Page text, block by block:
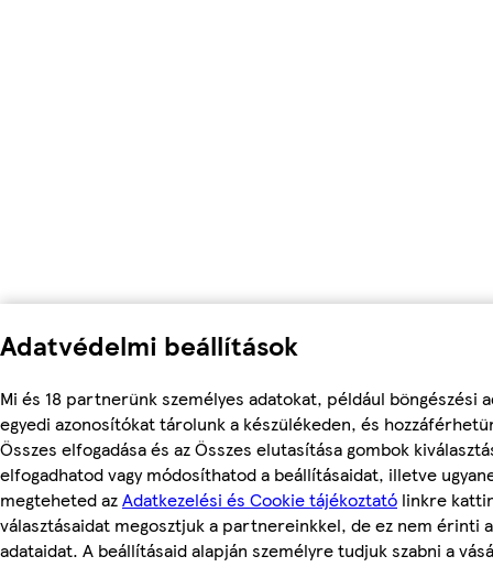
Adatvédelmi beállítások
Mi és 18 partnerünk személyes adatokat, például böngészési
egyedi azonosítókat tárolunk a készülékeden, és
Összes elfogadása és az Összes elutasítása gombok
elfogadhatod vagy módosíthatod a beállításaidat, illetve
megteheted azAdatkezelési és Cookie tájékoztató linkre
választásaidat megosztjuk a partnereinkkel, de ez nem érinti
adataidat. A beállításaid alapján személyre tudjuk szabni a